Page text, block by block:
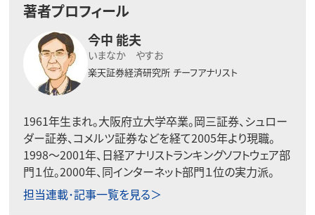
著者プロフィール
今中 能夫
いまなか やすお
楽天証券経済研究所 チーフアナリスト
1961年生まれ。大阪府立大学卒業。岡三証券、シュロー
ダー証券、コメルツ証券などを経て2005年より現職。
1998〜2001年、日経アナリストランキングソフトウェア部
門１位。2000年、同インターネット部門１位の実力派。
担当連載･記事一覧を見る＞